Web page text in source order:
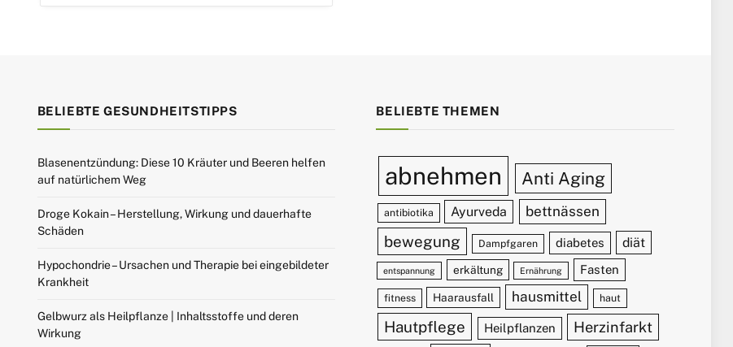
BELIEBTE GESUNDHEITSTIPPS
Blasenentzündung: Diese 10 Kräuter und Beeren helfen
auf natürlichem Weg
Droge Kokain – Herstellung, Wirkung und dauerhafte
Schäden
Hypochondrie – Ursachen und Therapie bei eingebildeter
Krankheit
Gelbwurz als Heilpflanze | Inhaltsstoffe und deren
Wirkung
BELIEBTE THEMEN
abnehmen Anti Aging
antibiotika Ayurveda bettnässen
bewegung Dampfgaren diabetes diät
entspannung erkältung Ernährung Fasten
fitness Haarausfall hausmittel haut
Hautpflege Heilpflanzen Herzinfarkt